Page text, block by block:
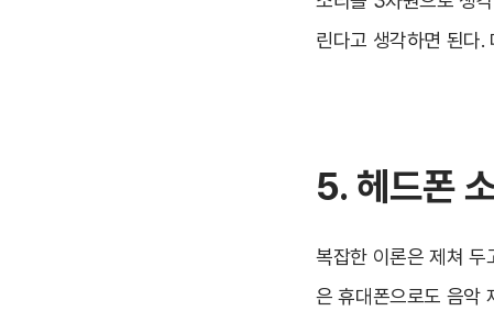
린다고 생각하면 된다.
5. 헤드폰
복잡한 이론은 제쳐
은 휴대폰으로도 음악